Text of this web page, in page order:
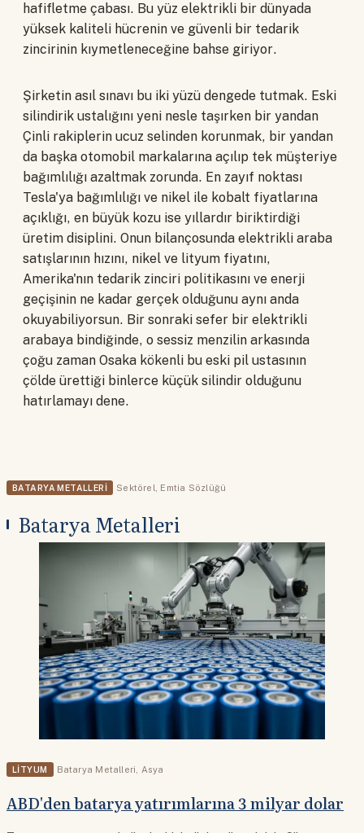
hafifletme çabası. Bu yüz elektrikli bir dünyada
yüksek kaliteli hücrenin ve güvenli bir tedarik
zincirinin kıymetleneceğine bahse giriyor.
Şirketin asıl sınavı bu iki yüzü dengede tutmak. Eski
silindirik ustalığını yeni nesle taşırken bir yandan
Çinli rakiplerin ucuz selinden korunmak, bir yandan
da başka otomobil markalarına açılıp tek müşteriye
bağımlılığı azaltmak zorunda. En zayıf noktası
Tesla'ya bağımlılığı ve nikel ile kobalt fiyatlarına
açıklığı, en büyük kozu ise yıllardır biriktirdiği
üretim disiplini. Onun bilançosunda elektrikli araba
satışlarının hızını, nikel ve lityum fiyatını,
Amerika'nın tedarik zinciri politikasını ve enerji
geçişinin ne kadar gerçek olduğunu aynı anda
okuyabiliyorsun. Bir sonraki sefer bir elektrikli
arabaya bindiğinde, o sessiz menzilin arkasında
çoğu zaman Osaka kökenli bu eski pil ustasının
çölde ürettiği binlerce küçük silindir olduğunu
hatırlamayı dene.
BATARYA METALLERI Sektörel, Emtia Sözlüğü
Batarya Metalleri
LITYUM Batarya Metalleri Asya
ABD'den batarya yatırımlarına 3 milyar dolar